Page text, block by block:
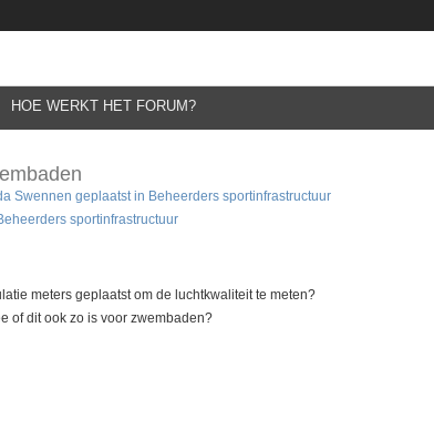
HOE WERKT HET FORUM?
Swennen geplaatst in Beheerders sportinfrastructuur
sportinfrastructuur
meters geplaatst om de luchtkwaliteit te meten?
of dit ook zo is voor zwembaden?